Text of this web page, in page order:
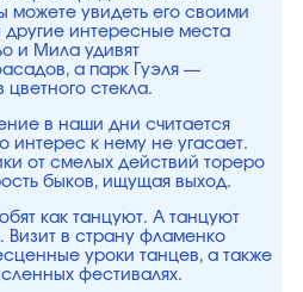
можете увидеть его своими
другие интересные места
и Мила удивят
а парк Гуэля —
стекла.
в наши дни считается
интерес к нему не угасает.
от смелых действий тореро
быков, ищущая выход.
как танцуют. А танцуют
Визит в страну фламенко
уроки танцев, а также
фестивалях.